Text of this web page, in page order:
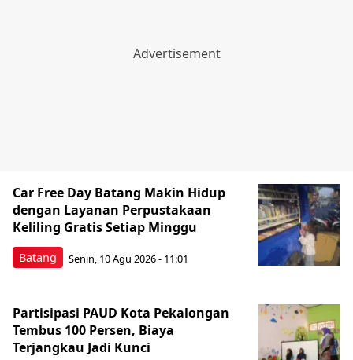
Batang
Car Free Day Batang Makin Hidup
dengan Layanan Perpustakaan
Keliling Gratis Setiap Minggu
Senin, 10 Agu 2026 - 11:01
Partisipasi PAUD Kota Pekalongan
Tembus 100 Persen, Biaya
Terjangkau Jadi Kunci